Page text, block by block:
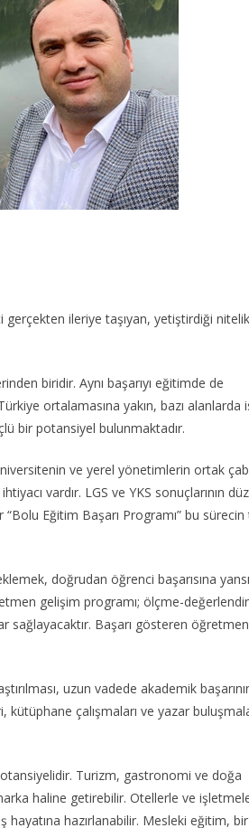
ileriye taşıyan, yetiştirdiği
biridir. Aynı başarıyı eğitimde de
ortalamasına yakın, bazı alanlarda
bir potansiyel bulunmaktadır.
ve yerel yönetimlerin ortak
vardır. LGS ve YKS sonuçlarının
“Bolu Eğitim Başarı Programı” bu
doğrudan öğrenci başarısına
gelişim programı; ölçme-
sağlayacaktır. Başarı gösteren
uzun vadede akademik
çalışmaları ve yazar
Turizm, gastronomi ve doğa
haline getirebilir. Otellerle ve
hazırlanabilir. Mesleki eğitim, bir